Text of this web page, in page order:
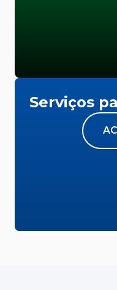
Serviços